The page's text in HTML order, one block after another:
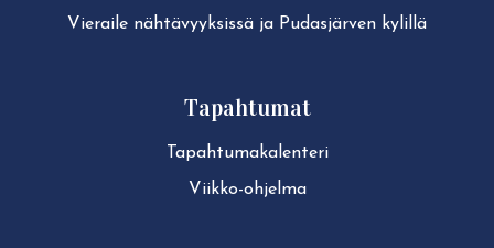
Vieraile näh­tä­vyyk­sis­sä ja Pudasjärven kylillä
Tapahtumat
Ta­pah­tu­ma­ka­len­te­ri
Viikko-ohjelma